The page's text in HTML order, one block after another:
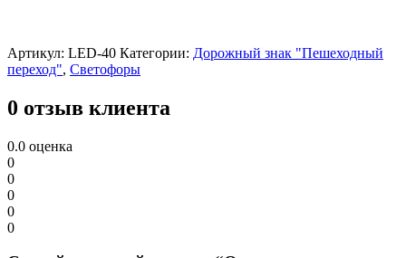
Артикул: LED-40 Категории: Дорожный знак "Пешеходный
переход", Светофоры
0 отзыв клиента
0.0 оценка
0
0
0
0
0